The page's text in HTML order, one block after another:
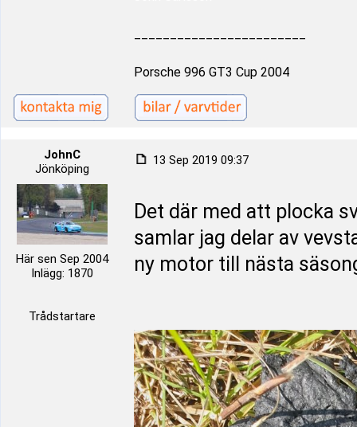
Porsche 996 GT3 Cup 2004
JohnC
Jönköping
Här sen Sep 2004
Inlägg: 1870
Trådstartare
13 Sep 2019 09:37
Det där med att plocka
samlar jag delar av
ny motor till nästa